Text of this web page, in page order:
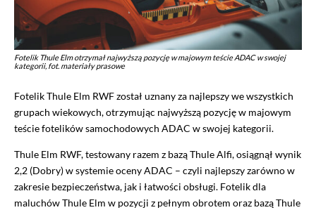
Fotelik Thule Elm otrzymał najwyższą pozycję w majowym teście ADAC w swojej
kategorii, fot. materiały prasowe
Fotelik Thule Elm RWF został uznany za najlepszy we wszystkich
grupach wiekowych, otrzymując najwyższą pozycję w majowym
teście fotelików samochodowych ADAC w swojej kategorii.
Thule Elm RWF, testowany razem z bazą Thule Alfi, osiągnął wynik
2,2 (Dobry) w systemie oceny ADAC – czyli najlepszy zarówno w
zakresie bezpieczeństwa, jak i łatwości obsługi. Fotelik dla
maluchów Thule Elm w pozycji z pełnym obrotem oraz bazą Thule